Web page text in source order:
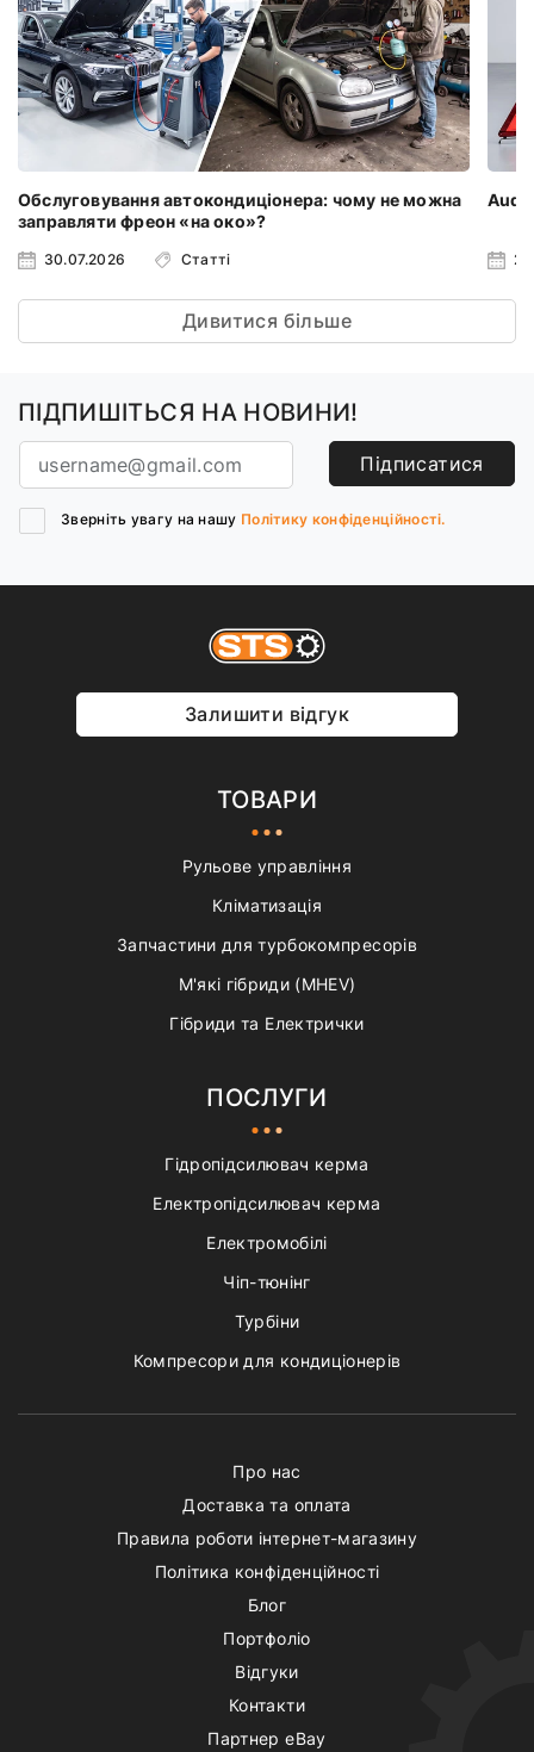
Обслуговування автокондиціонера: чому не можна
заправляти фреон «на око»?
30.07.2026 Статті
Audi
Дивитися більше
ПІДПИШІТЬСЯ НА НОВИНИ!
Підписатися
Зверніть увагу на нашу Політику конфіденційності.
Залишити відгук
ТОВАРИ
Рульове управління
Кліматизація
Запчастини для турбокомпресорів
М'які гібриди (MHEV)
Гібриди та Електрички
ПОСЛУГИ
Гідропідсилювач керма
Електропідсилювач керма
Електромобілі
Чіп-тюнінг
Турбіни
Компресори для кондиціонерів
Про нас
Доставка та оплата
Правила роботи інтернет-магазину
Політика конфіденційності
Блог
Портфоліо
Відгуки
Контакти
Партнер eBay